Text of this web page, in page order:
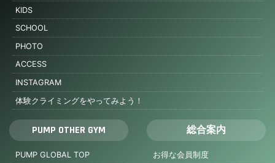
KIDS
SCHOOL
PHOTO
ACCESS
INSTAGRAM
体験クライミングをやってみよう！
PUMP OTHER GYM
PUMP GLOBAL TOP
総合案内
お得な会員制度